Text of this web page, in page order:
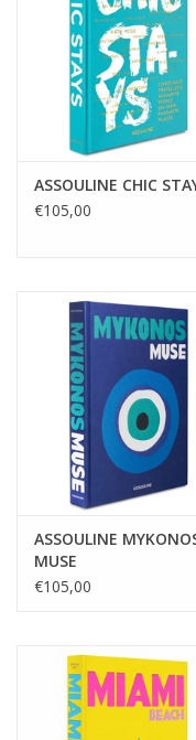
ASSOULINE CHIC
€105,00
ASSOULINE
MUSE
€105,00